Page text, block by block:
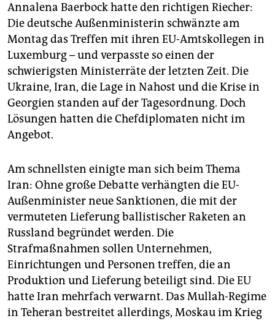
abo
genossenschaft
epaper login
Annalena Baerbock hatte den richtigen Riecher:
Die deutsche Außenministerin schwänzte am
Montag das Treffen mit ihren EU-Amtskollegen in
Luxemburg – und verpasste so einen der
schwierigsten Ministerräte der letzten Zeit. Die
Ukraine, Iran, die Lage in Nahost und die Krise in
Georgien standen auf der Tagesordnung. Doch
Lösungen hatten die Chefdiplomaten nicht im
Angebot.
Am schnellsten einigte man sich beim Thema
Iran: Ohne große Debatte verhängten die EU-
Außenminister neue Sanktionen, die mit der
vermuteten Lieferung ballistischer Raketen an
Russland begründet werden. Die
Strafmaßnahmen sollen Unternehmen,
Einrichtungen und Personen treffen, die an
Produktion und Lieferung beteiligt sind. Die EU
hatte Iran mehrfach verwarnt. Das Mullah-Regime
in Teheran bestreitet allerdings, Moskau im Krieg